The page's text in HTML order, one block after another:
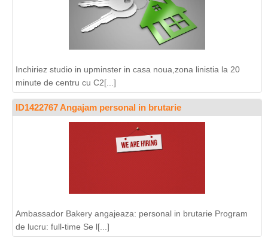
Inchiriez studio in upminster in casa noua,zona linistia la 20
minute de centru cu C2[...]
ID1422767 Angajam personal in brutarie
Ambassador Bakery angajeaza: personal in brutarie Program
de lucru: full-time Se l[...]